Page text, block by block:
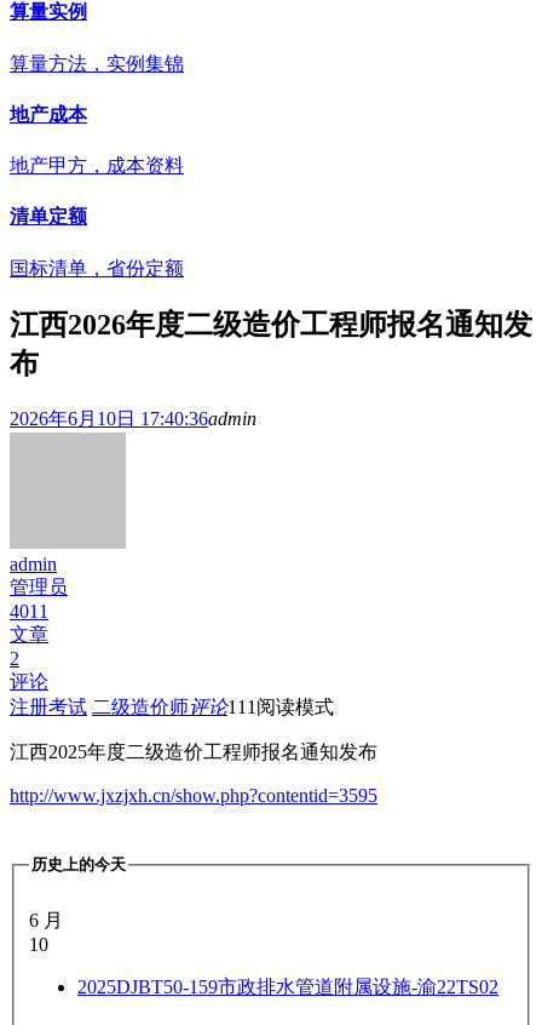
算量实例
算量方法，实例集锦
地产成本
地产甲方，成本资料
清单定额
国标清单，省份定额
江西2026年度二级造价工程师报名通知发
布
2026年6月10日 17:40:36admin
admin
管理员
4011
文章
2
评论
注册考试 二级造价师评论111 阅读模式
江西2025年度二级造价工程师报名通知发布
http://www.jxzjxh.cn/show.php?contentid=3595
历史上的今天
6 月
10
2025DJBT50-159市政排水管道附属设施-渝22TS02